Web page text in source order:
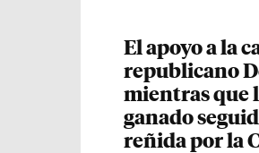
El apoyo a la
republicano
mientras que
ganado
reñida por la